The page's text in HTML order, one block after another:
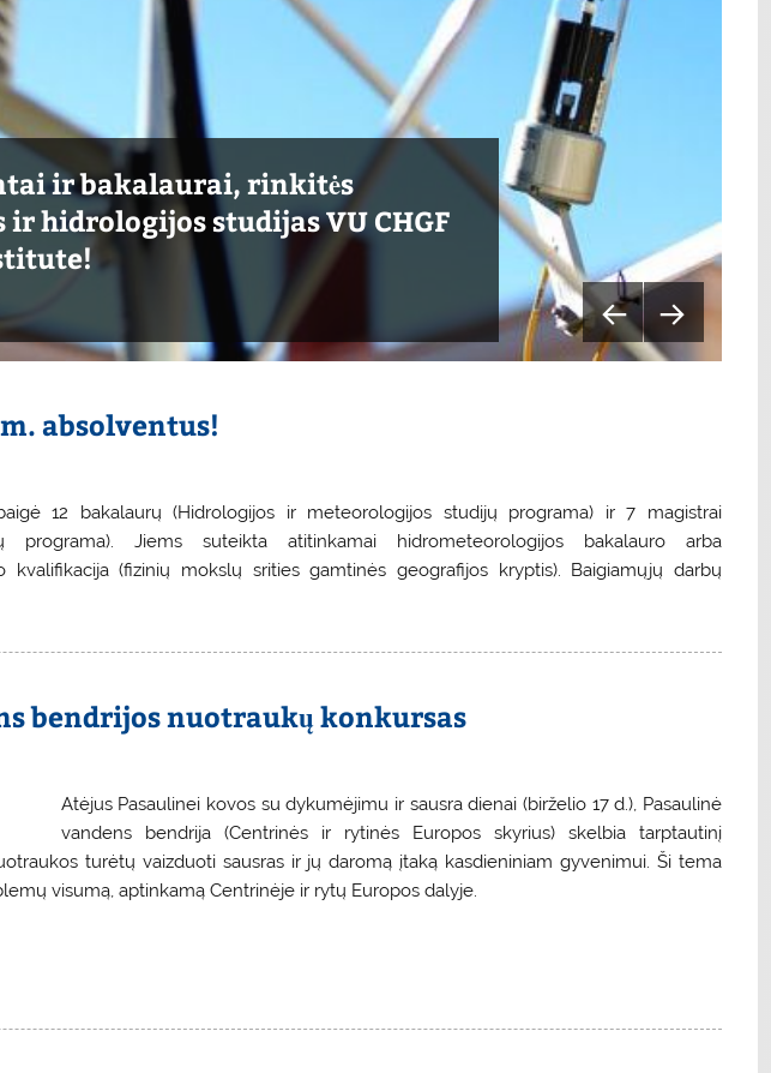
ir bakalaurai, rinkitės
hidrologijos studijas VU CHGF
ir bakalaurai, rinkitės
hidrologijos studijas VU CHGF
ir bakalaurai, rinkitės
hidrologijos studijas VU CHGF
absolventus!
12 bakalaurų (Hidrologijos ir meteorologijos studijų programa) ir 7 magistrai
programa). Jiems suteikta atitinkamai hidrometeorologijos bakalauro arba
kvalifikacija (fizinių mokslų srities gamtinės geografijos kryptis). Baigiamųjų darbų
bendrijos nuotraukų konkursas
Atėjus Pasaulinei kovos su dykumėjimu ir sausra dienai (birželio 17 d.), Pasaulinė
vandens bendrija (Centrinės ir rytinės Europos skyrius) skelbia tarptautinį
turėtų vaizduoti sausras ir jų daromą įtaką kasdieniniam gyvenimui. Ši tema
visumą, aptinkamą Centrinėje ir rytų Europos dalyje.